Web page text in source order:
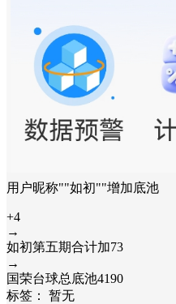
用户昵称""如初""增加底池
+4
→
如初第五期合计加73
→
国荣台球总底池4190
标签：
暂无